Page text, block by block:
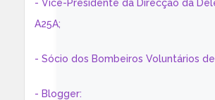
- Vice-Presidente da Direcção da
A25A;
- Sócio dos Bombeiros Voluntários
- Blogger: